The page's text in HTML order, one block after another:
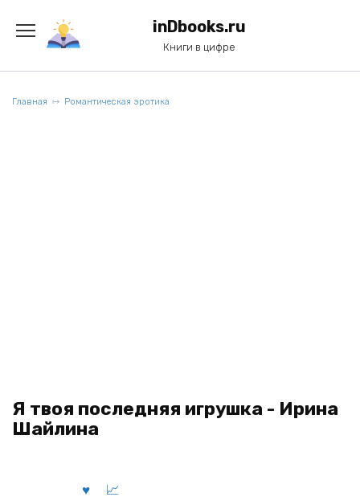
содержанию
inDbooks.ru
Книги в цифре
Главная Романтическая эротика
Я твоя последняя игрушка - Ирина
Шайлина